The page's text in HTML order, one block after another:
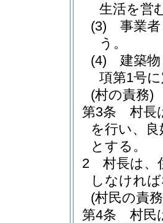
生活を営
(3)
事業
う。
(4)
建築
項第1号
(村の責務)
第3条
村長
を行い、
とする。
2
村長は、
しなけれ
(村民の責
第4条
村民